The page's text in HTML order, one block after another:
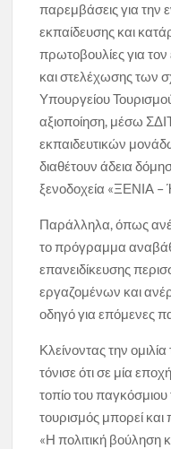
παρεμβάσεις για την
εκπαίδευσης και
πρωτοβουλίες για τον
και στελέχωσης των
Υπουργείου
αξιοποίηση, μέσω
εκπαιδευτικών
διαθέτουν άδεια
ξενοδοχεία «ΞΕΝΙΑ –
Παράλληλα, όπως
το πρόγραμμα
επανειδίκευσης
εργαζομένων και
οδηγό για επόμενες
Κλείνοντας την
τόνισε ότι σε μία
τοπίο του παγκόσμιου
τουρισμός μπορεί
«Η πολιτική βούληση